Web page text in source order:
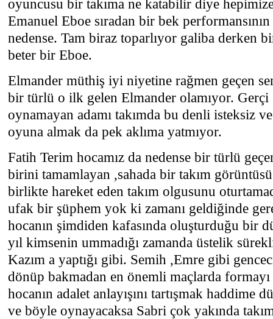
oyuncusu bir takıma ne katabilir diye
Emanuel Eboe sıradan bir bek
nedense. Tam biraz toparlıyor galiba derken
beter bir Eboe.
Elmander müthiş iyi niyetine rağmen geçen
bir türlü o ilk gelen Elmander olamıyor. Gerçi
oynamayan adamı takımda bu denli isteksiz
oyuna almak da pek aklıma yatmıyor.
Fatih Terim hocamız da nedense bir türlü
birini tamamlayan ,sahada bir takım
birlikte hareket eden takım olgusunu
ufak bir şüphem yok ki zamanı geldiğinde
hocanın şimdiden kafasında oluşturduğu bir
yıl kimsenin ummadığı zamanda üstelik
Kazım a yaptığı gibi. Semih ,Emre gibi
dönüp bakmadan en önemli maçlarda
hocanın adalet anlayışını tartışmak haddime
ve böyle oynayacaksa Sabri çok yakında